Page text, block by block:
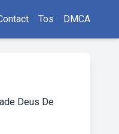
Tos DMCA
Deus De